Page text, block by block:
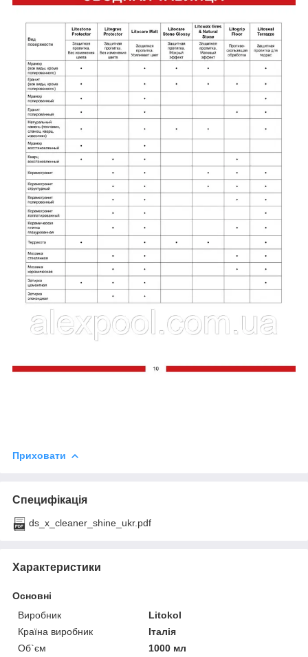
Приховати
Специфікація
ds_x_cleaner_shine_ukr.pdf
Характеристики
Основні
Виробник
Litokol
Країна виробник
Італія
Об`єм
1000 мл